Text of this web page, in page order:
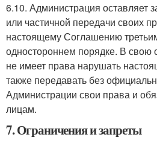
6.10. Администрация оставляет
или частичной передачи своих
настоящему Соглашению
одностороннем порядке. В свою
не имеет права нарушать
также передавать без
Администрации свои права и
лицам.
7. Ограничения и запреты